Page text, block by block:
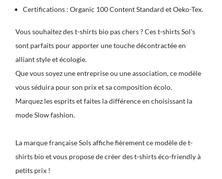
Certifications : Organic 100 Content Standard et Oeko-Tex.
Vous souhaitez dest-shirts bio pas chers? Ces t-shirts Sol's
sont parfaits pour apporter une touche décontractée en
alliant style et écologie.
Que vous soyez une entreprise ou une association, ce modèle
vous séduira pour son prix et sa composition écolo.
Marquez les esprits et faites la différence en choisissant la
mode Slow fashion.
La marque française Sols affiche fièrement ce modèle de t-
shirts bio et vous propose de créer des t-shirts éco-friendly à
petits prix !